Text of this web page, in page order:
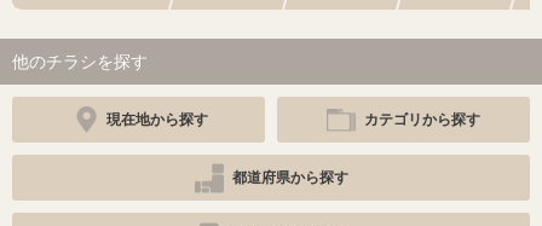
他のチラシを探す
現在地から探す カテゴリから探す
都道府県から探す